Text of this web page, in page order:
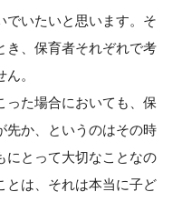
でいたいと思います。そ
き、保育者それぞれで考
。
った場合においても、保
先か、というのはその時
にとって大切なことなの
とは、それは本当に子ど